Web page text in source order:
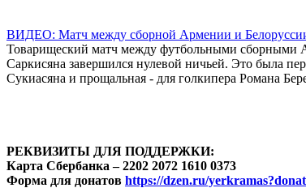
ВИДЕО: Матч между сборной Армении и Белоруссии
Товарищеский матч между футбольными сборными
Саркисяна завершился нулевой ничьей. Это была
Сукиасяна и прощальная - для голкипера Романа
РЕКВИЗИТЫ ДЛЯ ПОДДЕРЖКИ:
Карта Сбербанка – 2202 2072 1610 0373
Форма для донатов https://dzen.ru/